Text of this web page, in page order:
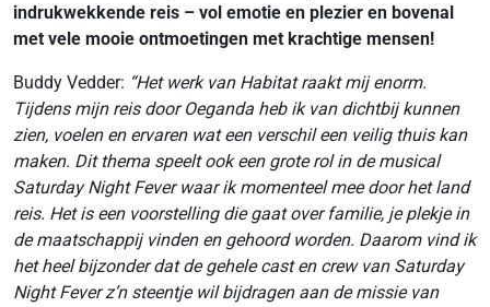
indrukwekkende reis – vol emotie en plezier en bovenal
met vele mooie ontmoetingen met krachtige mensen!
Buddy Vedder: “Het werk van Habitat raakt mij enorm.
Tijdens mijn reis door Oeganda heb ik van dichtbij kunnen
zien, voelen en ervaren wat een verschil een veilig thuis kan
maken. Dit thema speelt ook een grote rol in de musical
Saturday Night Fever waar ik momenteel mee door het land
reis. Het is een voorstelling die gaat over familie, je plekje in
de maatschappij vinden en gehoord worden. Daarom vind ik
het heel bijzonder dat de gehele cast en crew van Saturday
Night Fever z’n steentje wil bijdragen aan de missie van